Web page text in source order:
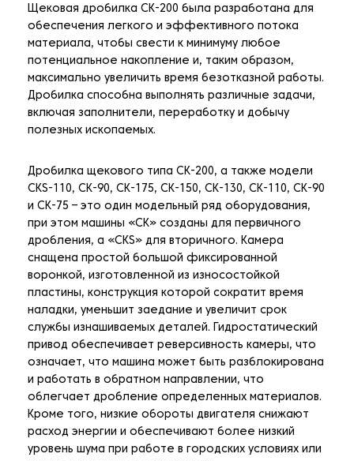
Щековая дробилка CK-200 была разработана для
обеспечения легкого и эффективного потока
материала, чтобы свести к минимуму любое
потенциальное накопление и, таким образом,
максимально увеличить время безотказной работы.
Дробилка способна выполнять различные задачи,
включая заполнители, переработку и добычу
полезных ископаемых.
Дробилка щекового типа CK-200, а также модели
CKS-110, CK-90, CK-175, CK-150, CK-130, CK-110, CK-90
и CK-75 – это один модельный ряд оборудования,
при этом машины «CK» созданы для первичного
дробления, а «CKS» для вторичного. Камера
снащена простой большой фиксированной
воронкой, изготовленной из износостойкой
пластины, конструкция которой сократит время
наладки, уменьшит заедание и увеличит срок
службы изнашиваемых деталей. Гидростатический
привод обеспечивает реверсивность камеры, что
означает, что машина может быть разблокирована
и работать в обратном направлении, что
облегчает дробление определенных материалов.
Кроме того, низкие обороты двигателя снижают
расход энергии и обеспечивают более низкий
уровень шума при работе в городских условиях или